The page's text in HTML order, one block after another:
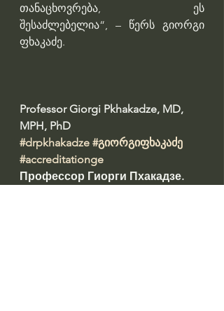
თანაცხოვრება, ეს
შესაძლებელია“, – წერს გიორგი
ფხაკაძე.
Professor Giorgi Pkhakadze, MD,
MPH, PhD
#drpkhakadze #გიორგიფხაკაძე
#accreditationge
Профессор Гиорги Пхакадзе.